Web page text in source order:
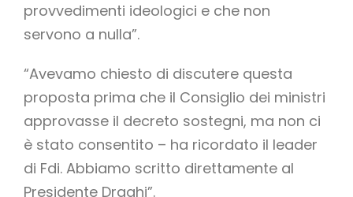
provvedimenti ideologici e che non
servono a nulla”.
“Avevamo chiesto di discutere questa
proposta prima che il Consiglio dei ministri
approvasse il decreto sostegni, ma non ci
è stato consentito – ha ricordato il leader
di Fdi. Abbiamo scritto direttamente al
Presidente Draghi”.